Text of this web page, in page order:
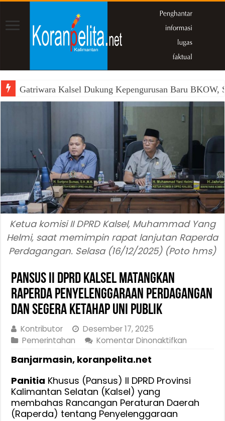
Gatriwara Kalsel Dukung Kepengurusan Baru BKOW,
Ketua komisi II DPRD Kalsel, Muhammad Yang
Helmi, saat memimpin rapat lanjutan Raperda
Perdagangan. Selasa (16/12/2025) (Poto hms)
Pansus II DPRD Kalsel Matangkan
Raperda Penyelenggaraan Perdagangan
dan Segera Ketahap Uni Publik
Kontributor
Desember 17, 2025
Pemerintahan
Komentar Dinonaktifkan
Kalsel
Raperda
Banjarmasin, koranpelita.net
Panitia Khusus (Pansus) II DPRD Provinsi
Kalimantan Selatan (Kalsel) yang
membahas Rancangan Peraturan Daerah
(Raperda) tentang Penyelenggaraan